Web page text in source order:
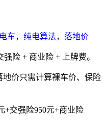
车， 纯电算法， 落地价
险 + 商业险 + 上牌费。
价只需计算裸车价、保险
+交强险950元+商业险